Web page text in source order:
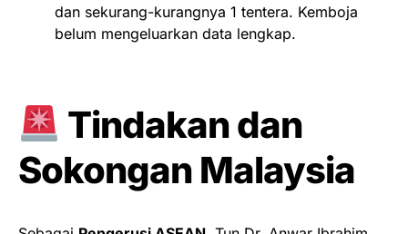
dan sekurang-kurangnya 1 tentera. Kemboja
belum mengeluarkan data lengkap.
Tindakan dan
Sokongan Malaysia